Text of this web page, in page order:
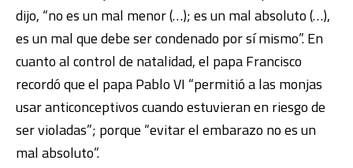
dijo, “no es un mal menor (…); es un mal absoluto (…),
es un mal que debe ser condenado por sí mismo”. En
cuanto al control de natalidad, el papa Francisco
recordó que el papa Pablo VI “permitió a las monjas
usar anticonceptivos cuando estuvieran en riesgo de
ser violadas”; porque “evitar el embarazo no es un
mal absoluto”.